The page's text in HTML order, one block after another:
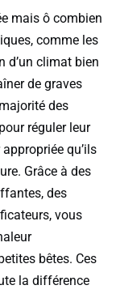
mais ô combien
comme les
d’un climat bien
de graves
des
réguler leur
qu’ils
Grâce à des
des
vous
bêtes. Ces
la différence